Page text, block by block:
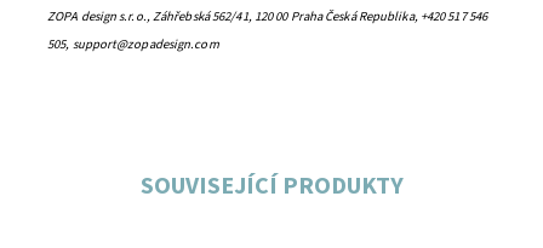
ZOPA design s.r.o., Záhřebská 562/41, 120 00 Praha Česká Republika, +420 517 546
505, support@zopadesign.com
SOUVISEJÍCÍ PRODUKTY